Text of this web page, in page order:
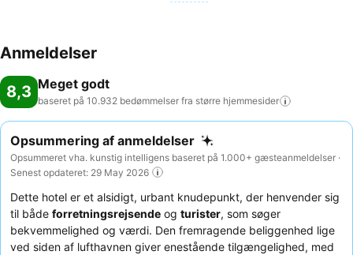
Anmeldelser
8,3 Meget godt
baseret på 10.932 bedømmelser fra større hjemmesider
Opsummering af anmeldelser
Opsummeret vha. kunstig intelligens baseret på 1.000+ gæsteanmeldelser ·
Senest opdateret: 29 May 2026
Dette hotel er et alsidigt, urbant knudepunkt, der henvender sig
til både forretningsrejsende og turister, som søger
bekvemmelighed og værdi. Den fremragende beliggenhed lige
ved siden af lufthavnen giver enestående tilgængelighed, med